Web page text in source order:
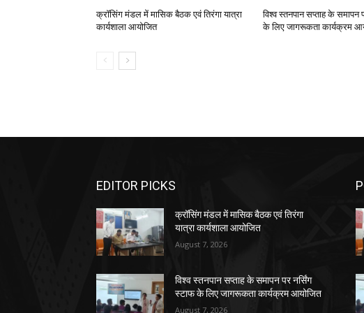
क्रॉसिंग मंडल में मासिक बैठक एवं तिरंगा यात्रा
कार्यशाला आयोजित
विश्व स्तनपान सप्ताह के समापन
के लिए जागरूकता कार्यक्रम
EDITOR PICKS
क्रॉसिंग मंडल में मासिक बैठक एवं तिरंगा
यात्रा कार्यशाला आयोजित
August 7, 2026
विश्व स्तनपान सप्ताह के समापन पर नर्सिंग
स्टाफ के लिए जागरूकता कार्यक्रम आयोजित
August 7, 2026